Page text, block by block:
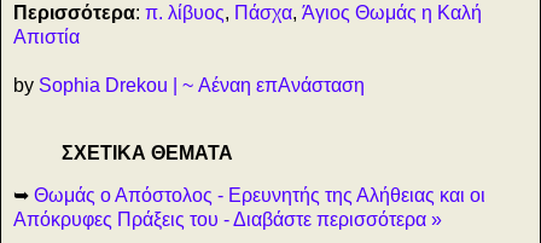
Περισσότερα: π. λίβυος, Πάσχα, Άγιος Θωμάς η Καλή
Απιστία
by Sophia Drekou | ~ Αέναη επΑνάσταση
ΣΧΕΤΙΚΑ ΘΕΜΑΤΑ
➥ Θωμάς ο Απόστολος - Ερευνητής της Αλήθειας και οι
Απόκρυφες Πράξεις του - Διαβάστε περισσότερα »